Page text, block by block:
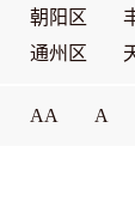
朝阳区
通州区
AA A